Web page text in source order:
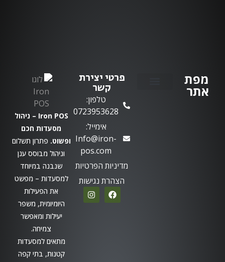
Iron POS – ניהול
מסעדות חכם
ופשוט. פתרון תשלום
וניהול מבוסס ענן
שנבנה במיוחד
למסעדות – מפשט
את הפעילות
היומיומית, משפר
יעילות ומאפשר
צמיחה.
מתאים למסעדות
קטנות, בתי קפה
פרטי יצירת
קשר
טלפון:
0723953628
אימייל:
Info@iron-
pos.com
מדיניות הפרטיות
הצהרת נגישות
מפת
אתר